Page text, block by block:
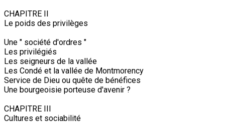
CHAPITRE II
Le poids des privilèges
Une " société d'ordres "
Les privilégiés
Les seigneurs de la vallée
Les Condé et la vallée de Montmorency
Service de Dieu ou quête de bénéfices
Une bourgeoisie porteuse d'avenir ?
CHAPITRE III
Cultures et sociabilité